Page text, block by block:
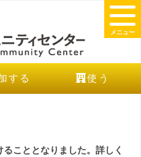
する 使う
メニュー
こととなりました。詳しく